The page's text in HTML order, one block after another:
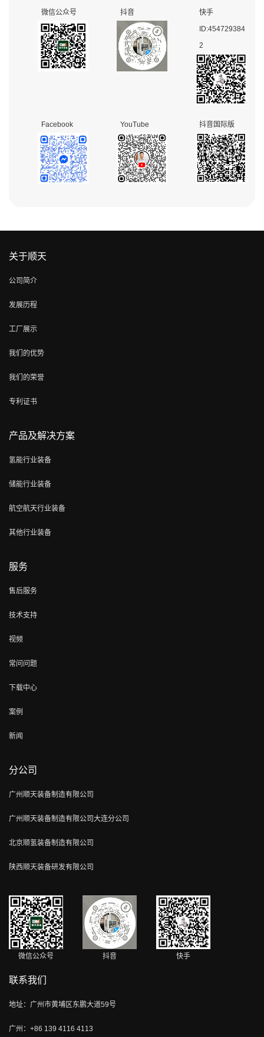
微信公众号 抖音
快手
ID:454729384
2
Facebook YouTube 抖音国际版
关于顺天
公司简介
发展历程
工厂展示
我们的优势
我们的荣誉
专利证书
产品及解决方案
氢能行业装备
储能行业装备
航空航天行业装备
其他行业装备
服务
售后服务
技术支持
视频
常问问题
下载中心
案例
新闻
分公司
广州顺天装备制造有限公司
广州顺天装备制造有限公司大连分公司
北京顺氢装备制造有限公司
陕西顺天装备研发有限公司
微信公众号 抖音 快手
联系我们
地址：广州市黄埔区东鹏大道59号
广州：+86 139 4116 4113